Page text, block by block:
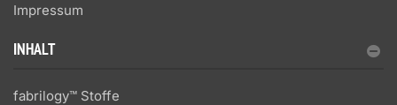
Impressum
INHALT
fabrilogy™ Stoffe